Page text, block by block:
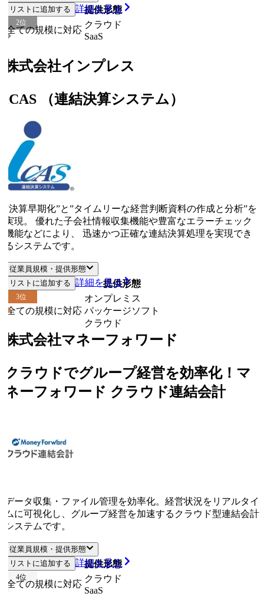
従業員規模
提供形態
ての規模に対応
クラウド
SaaS
リストに追加する 詳細を見る
位
式会社インプレス
（連結決算システム）
決算早期化”と”タイムリーな経営判断資料の作成と分析”を
現。 優れた子会社情報収集機能や豊富なエラーチェック
能などにより、 迅速かつ正確な連結決算処理を実現でき
システムです。
従業員規模・提供形態
従業員規模 提供形態
ての規模に対応
オンプレミス
パッケージソフト
クラウド
リストに追加する 詳細を見る
位
式会社マネーフォワード
ラウドでグループ経営を効率化！マ
ーフォワード クラウド連結会計
ータ収集・ファイル管理を効率化。経営状況をリアルタイ
に可視化し、グループ経営を加速するクラウド型連結会計
ステムです。
従業員規模・提供形態
従業員規模
提供形態
ての規模に対応
クラウド
SaaS
リストに追加する 詳細を見る
位